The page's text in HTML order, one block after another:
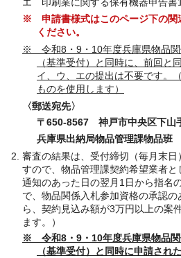
※ 申請書様式はこのページ下の関
ください。
※ 令和8・9・10年度兵庫県物品関
（基準受付）と同時に、前回と
イ、ウ、エの提出は不要です。
ものを使用します）
〈郵送宛先〉
〒650-8567 神戸市中央区下山
兵庫県出納局物品管理課物品班
審査の結果は、受付締切（毎月末
すので、物品管理課契約希望業者
通知のあった日の翌月1日から指名
で、物品関係入札参加資格の承認
ら、契約見込み額が3万円以上の案
ます。）
※ 令和8・9・10年度兵庫県物品関
（基準受付）と同時に申請され